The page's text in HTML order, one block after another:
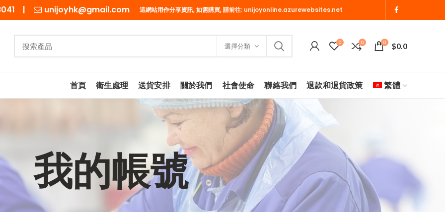
| unijoyhk@gmail.com 這網站用作分享資訊, 如需購買, 請前往: unijoyonline.azurewebsites.net
選擇分類 0 0 0 $0.0
首頁 衛生處理 送貨安排 關於我們 社會使命 聯絡我們 退款和退貨政策 繁體
我的帳號